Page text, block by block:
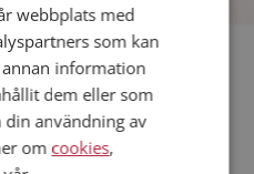
webbplats med
som kan
information
dem eller som
användning av
om cookies,